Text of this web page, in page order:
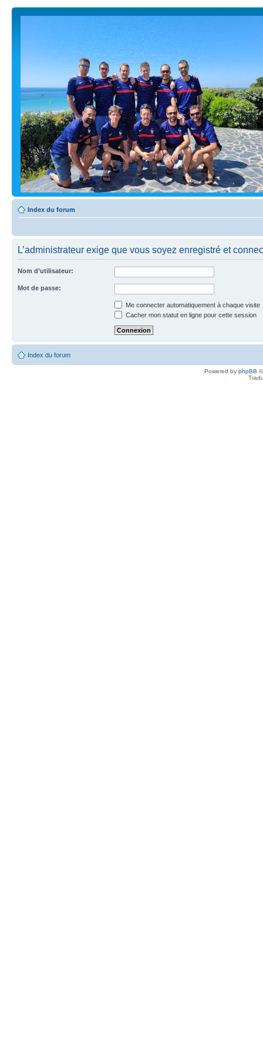
Index du forum
L’administrateur exige que vous soyez enregistré et
Nom d’utilisateur:
Mot de passe:
Me connecter automatiquement à chaque visite
Cacher mon statut en ligne pour cette session
Index du forum
Powered by phpBB